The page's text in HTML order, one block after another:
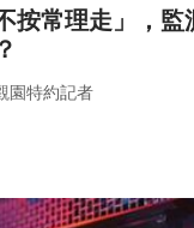
按常理走」，監
園特約記者